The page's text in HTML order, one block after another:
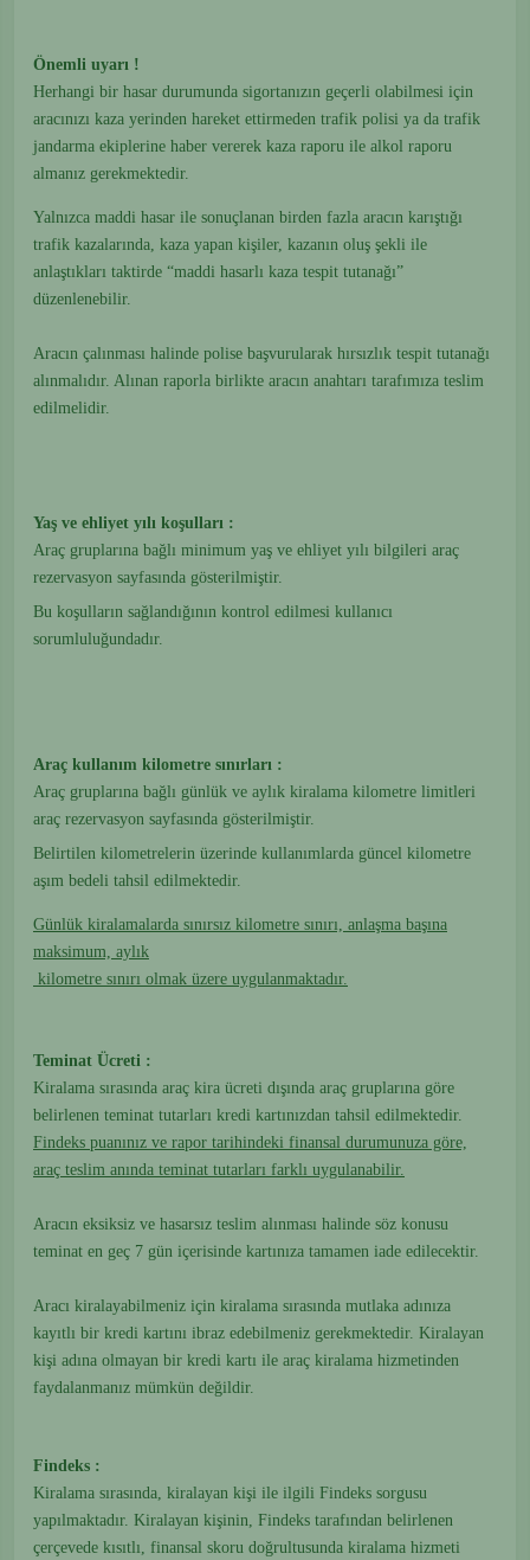
Önemli uyarı !
Herhangi bir hasar durumunda sigortanızın geçerli olabilmesi için
aracınızı kaza yerinden hareket ettirmeden trafik polisi ya da trafik
jandarma ekiplerine haber vererek kaza raporu ile alkol raporu
almanız gerekmektedir.
Yalnızca maddi hasar ile sonuçlanan birden fazla aracın karıştığı
trafik kazalarında, kaza yapan kişiler, kazanın oluş şekli ile
anlaştıkları taktirde “maddi hasarlı kaza tespit tutanağı”
düzenlenebilir.
Aracın çalınması halinde polise başvurularak hırsızlık tespit tutanağı
alınmalıdır. Alınan raporla birlikte aracın anahtarı tarafımıza teslim
edilmelidir.
Yaş ve ehliyet yılı koşulları :
Araç gruplarına bağlı minimum yaş ve ehliyet yılı bilgileri araç
rezervasyon sayfasında gösterilmiştir.
Bu koşulların sağlandığının kontrol edilmesi kullanıcı
sorumluluğundadır.
Araç kullanım kilometre sınırları :
Araç gruplarına bağlı günlük ve aylık kiralama kilometre limitleri
araç rezervasyon sayfasında gösterilmiştir.
Belirtilen kilometrelerin üzerinde kullanımlarda güncel kilometre
aşım bedeli tahsil edilmektedir.
Günlük kiralamalarda sınırsız kilometre sınırı, anlaşma başına
maksimum, aylık
kilometre sınırı olmak üzere uygulanmaktadır.
Teminat Ücreti :
Kiralama sırasında araç kira ücreti dışında araç gruplarına göre
belirlenen teminat tutarları kredi kartınızdan tahsil edilmektedir.
Findeks puanınız ve rapor tarihindeki finansal durumunuza göre,
araç teslim anında teminat tutarları farklı uygulanabilir.
Aracın eksiksiz ve hasarsız teslim alınması halinde söz konusu
teminat en geç 7 gün içerisinde kartınıza tamamen iade edilecektir.
Aracı kiralayabilmeniz için kiralama sırasında mutlaka adınıza
kayıtlı bir kredi kartını ibraz edebilmeniz gerekmektedir. Kiralayan
kişi adına olmayan bir kredi kartı ile araç kiralama hizmetinden
faydalanmanız mümkün değildir.
Findeks :
Kiralama sırasında, kiralayan kişi ile ilgili Findeks sorgusu
yapılmaktadır. Kiralayan kişinin, Findeks tarafından belirlenen
çerçevede kısıtlı, finansal skoru doğrultusunda kiralama hizmeti